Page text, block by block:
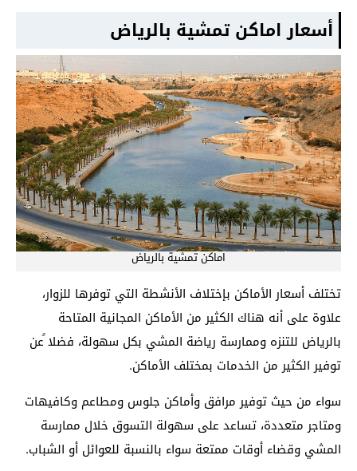
أسعار اماكن تمشية بالرياض
اماكن تمشية بالرياض
تختلف أسعار الأماكن بإختلاف الأنشطة التي توفرها للزوار،
علاوة على أنه هناك الكثير من الأماكن المجانية المتاحة
بالرياض للتنزه وممارسة رياضة المشي بكل سهولة، فضلا ًعن
توفير الكثير من الخدمات بمختلف الأماكن.
سواء من حيث توفير مرافق وأماكن جلوس ومطاعم وكافيهات
ومتاجر متعددة، تساعد على سهولة التسوق خلال ممارسة
المشي وقضاء أوقات ممتعة سواء بالنسبة للعوائل أو الشباب.